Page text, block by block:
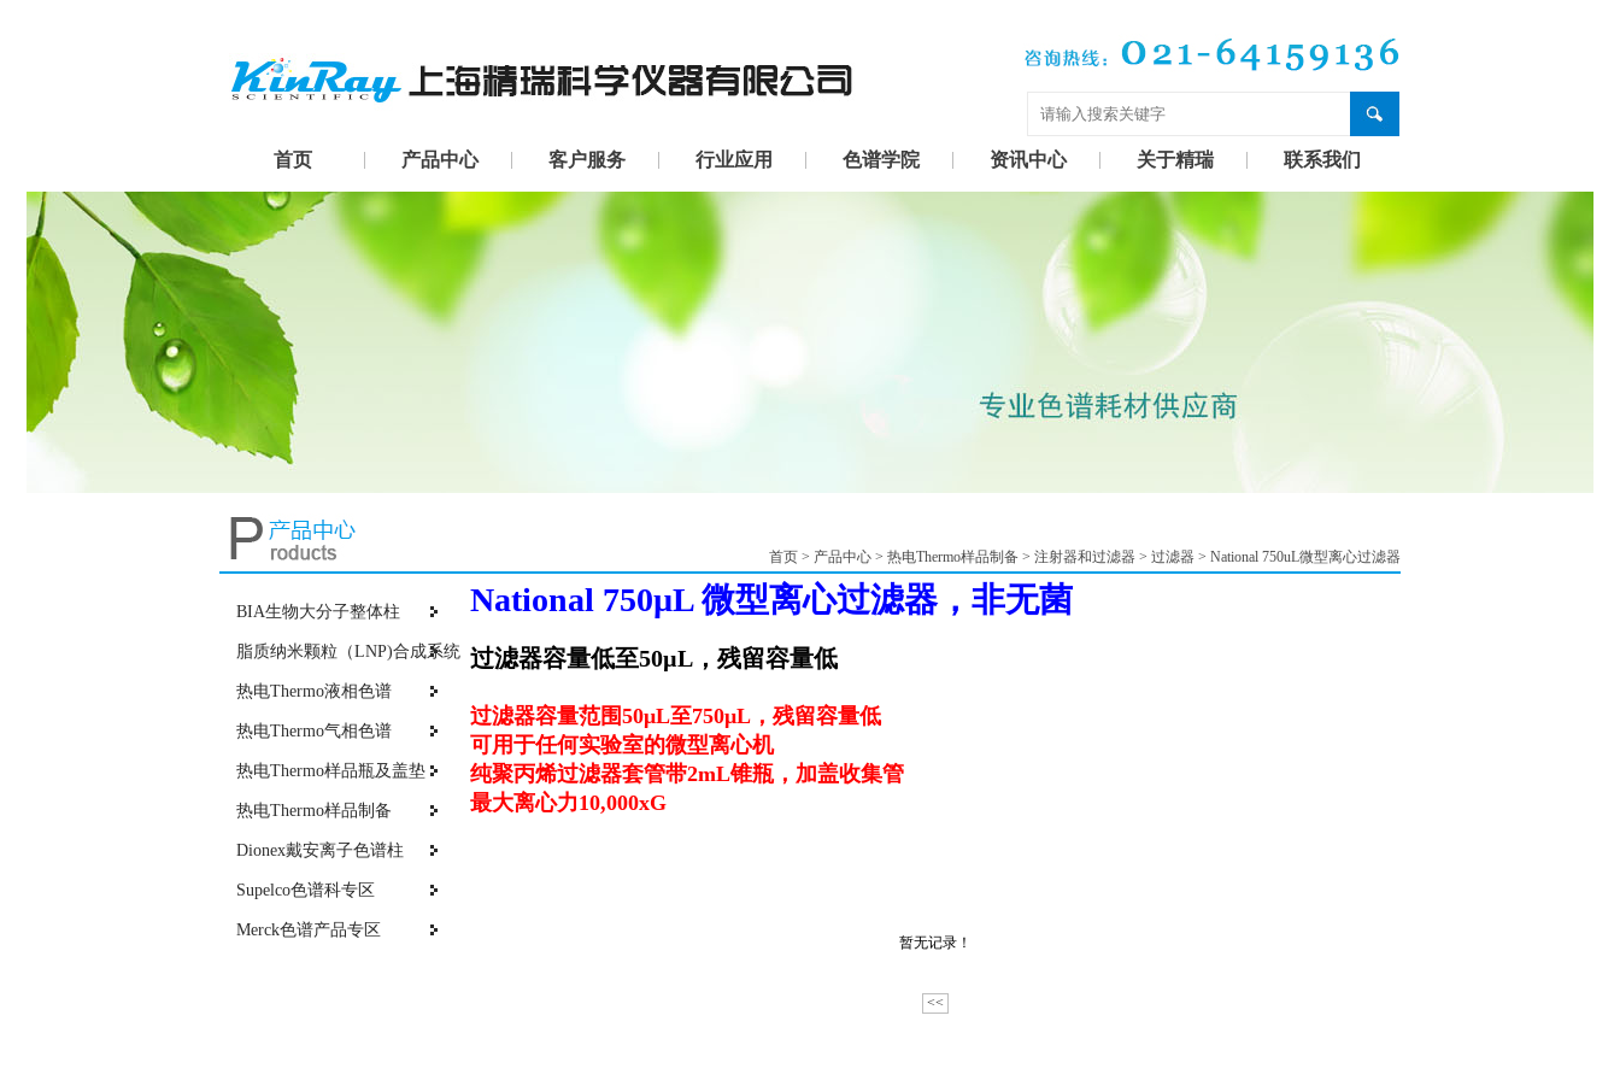
首页 产品中心 客户服务 行业应用 色谱学院 资讯中心 关于精瑞 联系我们
首页 > 产品中心 > 热电Thermo样品制备 > 注射器和过滤器 > 过滤器 > National 750uL微型离心过滤器
BIA生物大分子整体柱
脂质纳米颗粒（LNP)合成系统
热电Thermo液相色谱
热电Thermo气相色谱
热电Thermo样品瓶及盖垫
热电Thermo样品制备
Dionex戴安离子色谱柱
Supelco色谱科专区
Merck色谱产品专区
National 750µL 微型离心过滤器，非无菌
过滤器容量低至50µL，残留容量低
过滤器容量范围50μL至750μL，残留容量低
可用于任何实验室的微型离心机
纯聚丙烯过滤器套管带2mL锥瓶，加盖收集管
最大离心力10,000xG
暂无记录！
<<